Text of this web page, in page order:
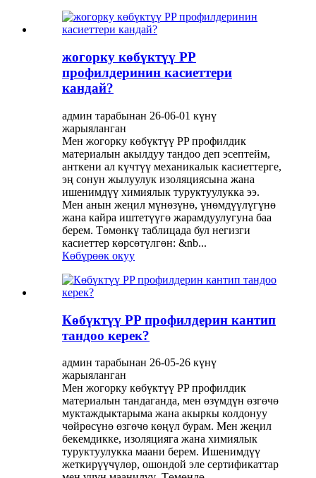
жогорку көбүктүү PP
профилдеринин касиеттери
кандай?
админ тарабынан 26-06-01 күнү
жарыяланган
Мен жогорку көбүктүү PP профилдик
материалын акылдуу тандоо деп эсептейм,
анткени ал күчтүү механикалык касиеттерге,
эң сонун жылуулук изоляциясына жана
ишенимдүү химиялык туруктуулукка ээ.
Мен анын жеңил мүнөзүнө, үнөмдүүлүгүнө
жана кайра иштетүүгө жарамдуулугуна баа
берем. Төмөнкү таблицада бул негизги
касиеттер көрсөтүлгөн: &nb...
Көбүрөөк окуу
Көбүктүү PP профилдерин кантип
тандоо керек?
админ тарабынан 26-05-26 күнү
жарыяланган
Мен жогорку көбүктүү PP профилдик
материалын тандаганда, мен өзүмдүн өзгөчө
муктаждыктарыма жана акыркы колдонуу
чөйрөсүнө өзгөчө көңүл бурам. Мен жеңил
бекемдикке, изоляцияга жана химиялык
туруктуулукка маани берем. Ишенимдүү
жеткирүүчүлөр, ошондой эле сертификаттар